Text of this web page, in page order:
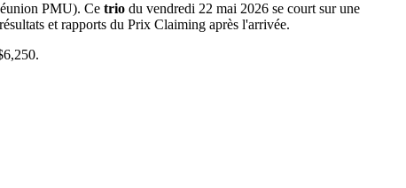
PMU). Ce trio du vendredi 22 mai 2026 se court sur une
et rapports du Prix Claiming après l'arrivée.